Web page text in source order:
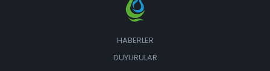
HABERLER
DUYURULAR